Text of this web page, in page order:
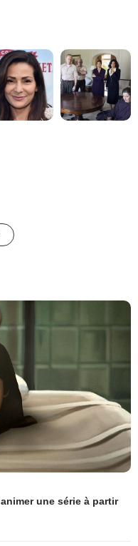
une série à partir